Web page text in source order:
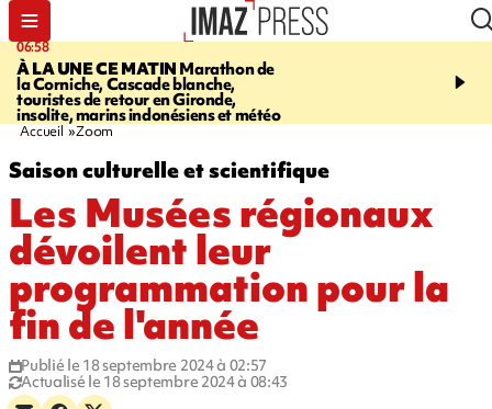
06:58
À LA UNE CE MATIN Marathon de
la Corniche, Cascade blanche,
touristes de retour en Gironde,
insolite, marins indonésiens et météo
09:14
touristes au Porge,
Accueil Zoom
Saison culturelle et scientifique
Les Musées régionaux
dévoilent leur
programmation pour la
fin de l'année
Publié le 18 septembre 2024 à 02:57
Actualisé le 18 septembre 2024 à 08:43